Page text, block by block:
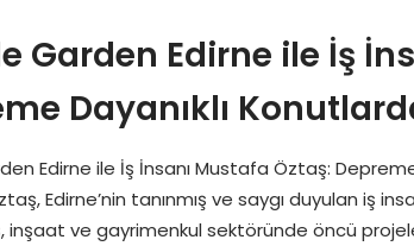
Garden Edirne ile İş
Dayanıklı
Edirne ile İş İnsanı Mustafa Öztaş:
Edirne’nin tanınmış ve saygı duyulan iş
inşaat ve gayrimenkul sektöründe öncü